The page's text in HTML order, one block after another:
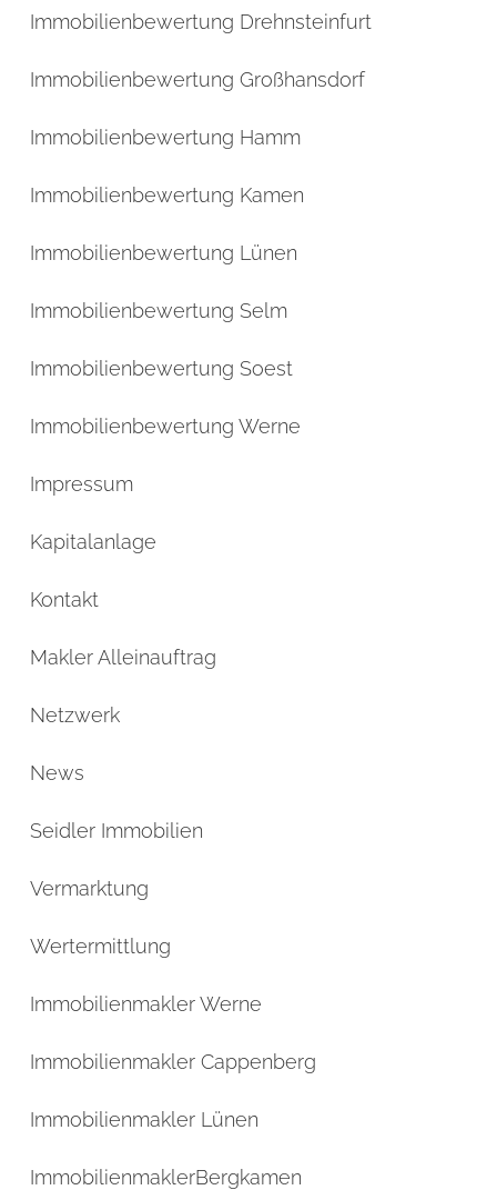
Immobilienbewertung Drehnsteinfurt
Immobilienbewertung Großhansdorf
Immobilienbewertung Hamm
Immobilienbewertung Kamen
Immobilienbewertung Lünen
Immobilienbewertung Selm
Immobilienbewertung Soest
Immobilienbewertung Werne
Impressum
Kapitalanlage
Kontakt
Makler Alleinauftrag
Netzwerk
News
Seidler Immobilien
Vermarktung
Wertermittlung
Immobilienmakler Werne
Immobilienmakler Cappenberg
Immobilienmakler Lünen
ImmobilienmaklerBergkamen